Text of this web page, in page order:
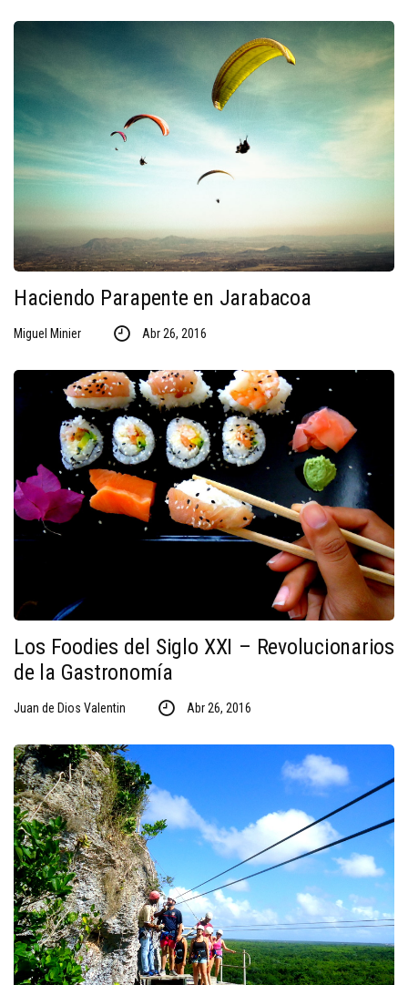
Haciendo Parapente en Jarabacoa
Miguel Minier Abr 26, 2016
Los Foodies del Siglo XXI – Revolucionarios
de la Gastronomía
Juan de Dios Valentin Abr 26, 2016